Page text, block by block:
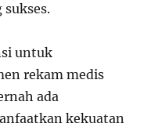
untuk
rekam medis
ada
kekuatan